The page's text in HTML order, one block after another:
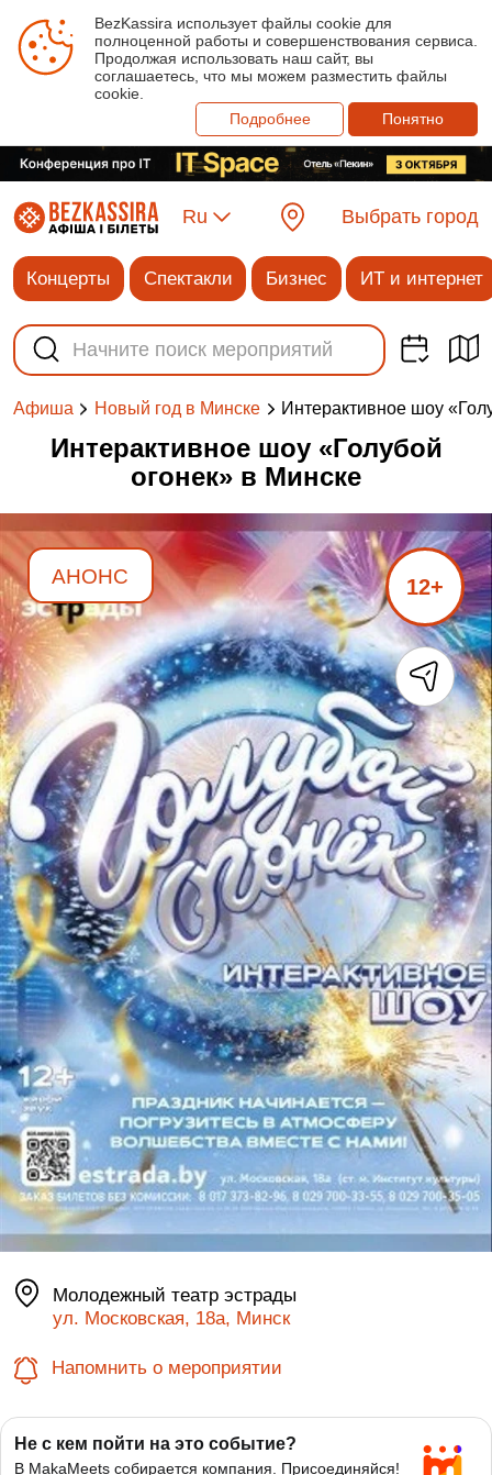
BezKassira использует файлы cookie для
полноценной работы и совершенствования сервиса.
Продолжая использовать наш сайт, вы
соглашаетесь, что мы можем разместить файлы
cookie.
Подробнее
Понятно
Ru Выбрать город
Концерты Спектакли Бизнес ИТ и интернет
Афиша Новый год в Минске Интерактивное шоу
Интерактивное шоу «Голубой
огонек» в Минске
АНОНС 12+
Молодежный театр эстрады
ул. Московская, 18а, Минск
Напомнить о мероприятии